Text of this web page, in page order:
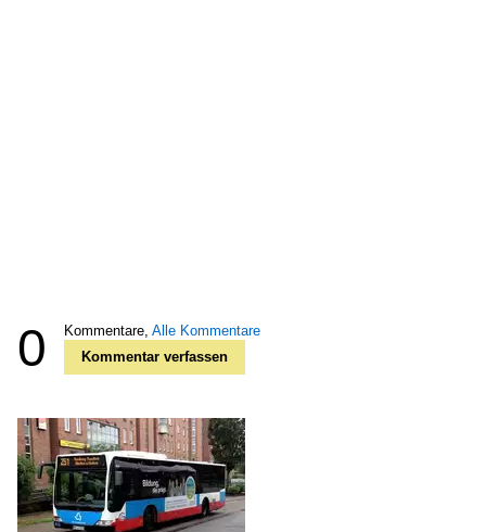
0 Kommentare, Alle Kommentare
Kommentar verfassen